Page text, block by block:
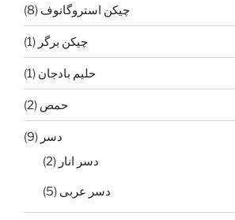
چيكن استروگانوف (8)
چیکن برگر (1)
حليم بادجان (1)
حمص (2)
دسر (9)
دسر انار (2)
دسر عربی (5)